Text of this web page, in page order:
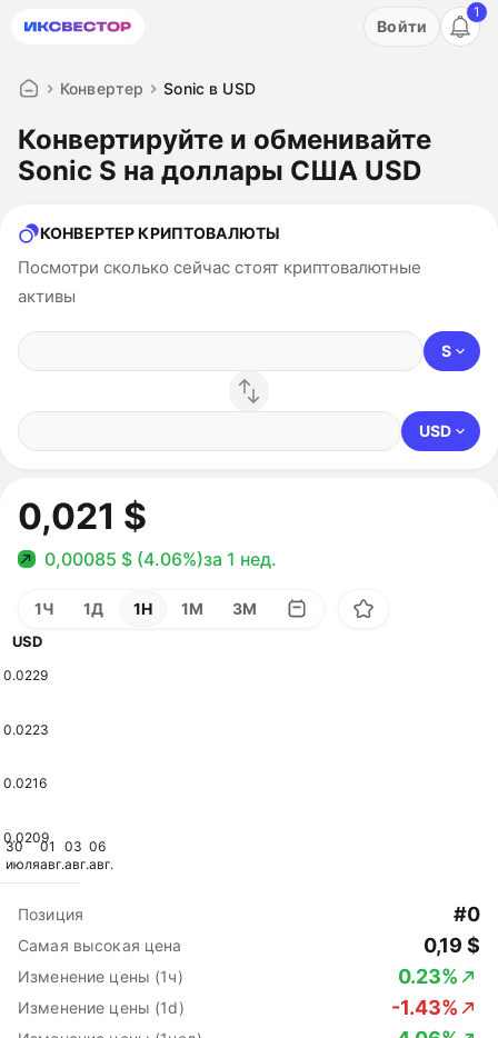
Акция: бесплатный пробный период на 3 дня!
Войти
1
Конвертер Sonic в USD
Конвертируйте и обменивайте
Sonic S на доллары США USD
КОНВЕРТЕР КРИПТОВАЛЮТЫ
Посмотри сколько сейчас стоят криптовалютные
активы
S
USD
0,021 $
0,00085 $ (4.06%)за 1 нед.
1Ч 1Д 1Н 1М 3М
30
июля
01
авг.
03
авг.
06
авг.
USD
0.0229
0.0223
0.0216
0.0209
Позиция #0
Самая высокая цена 0,19 $
Изменение цены (1ч) 0.23%
Изменение цены (1d) -1.43%